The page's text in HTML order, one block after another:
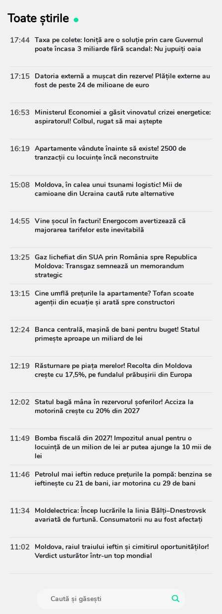
Toate știrile
17:44 Taxa pe colete: Ioniță are o soluție prin care Guvernul
poate încasa 3 miliarde fără scandal: Nu jupuiți oaia
17:15 Datoria externă a mușcat din rezerve! Plățile externe au
fost de peste 24 de milioane de euro
16:53
Ministerul Economiei a găsit vinovatul crizei energetice:
aspiratorul! Colbul, rugat să mai aștepte
16:19 Apartamente vândute înainte să existe! 2500 de
tranzacții cu locuințe încă neconstruite
15:08 Moldova, în calea unui tsunami logistic! Mii de
camioane din Ucraina caută rute alternative
14:55 Vine șocul în facturi! Energocom avertizează că
majorarea tarifelor este inevitabilă
13:25 Gaz lichefiat din SUA prin România spre Republica
Moldova: Transgaz semnează un memorandum
strategic
13:15 Cine umflă prețurile la apartamente? Tofan scoate
agenții din ecuație și arată spre constructori
12:24 Banca centrală, mașină de bani pentru buget! Statul
primește aproape un miliard de lei
12:19 Răsturnare pe piața merelor! Recolta din Moldova
crește cu 17,5%, pe fundalul prăbușirii din Europa
12:02 Statul bagă mâna în rezervorul șoferilor! Acciza la
motorină crește cu 20% din 2027
11:49 Bomba fiscală din 2027! Impozitul anual pentru o
locuință de un milion de lei ar putea ajunge la 10 mii de
lei
11:46 Petrolul mai ieftin reduce prețurile la pompă: benzina se
ieftinește cu 21 de bani, iar motorina cu 29 de bani
11:34 Moldelectrica: Încep lucrările la linia Bălți–Dnestrovsk
avariată de furtună. Consumatorii nu au fost afectați
11:02 Moldova, raiul traiului ieftin și cimitirul oportunităților!
Verdict usturător într-un top mondial